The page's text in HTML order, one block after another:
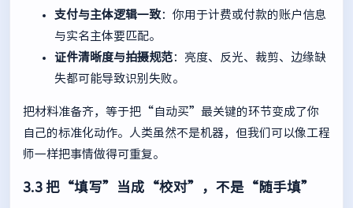
支付与主体逻辑一致 ：你用于计费或付款的账户信息
与实名主体要匹配。
证件清晰度与拍摄规范 ：亮度、反光、裁剪、边缘缺
失都可能导致识别失败。
把材料准备齐，等于把“自动买”最关键的环节变成了你
自己的标准化动作。人类虽然不是机器，但我们可以像工程
师一样把事情做得可重复。
3.3 把“填写”当成“校对”，不是“随手填”